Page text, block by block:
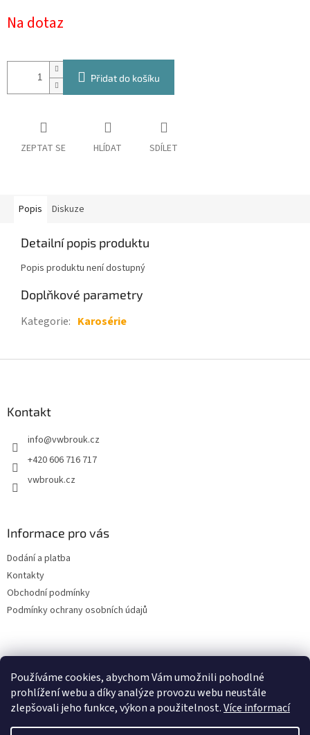
Používáme cookies, abychom Vám umožnili pohodlné
prohlížení webu a díky analýze provozu webu neustále
zlepšovali jeho funkce, výkon a použitelnost.Více informací
cena:
Na dotaz
Přidat do košíku
ZEPTAT SE HLÍDAT SDÍLET
Popis Diskuze
Detailní popis produktu
Popis produktu není dostupný
Doplňkové parametry
Kategorie: Karosérie
Kontakt
info@vwbrouk.cz
+420 606 716 717
vwbrouk.cz
Informace pro vás
Dodání a platba
Kontakty
Obchodní podmínky
Podmínky ochrany osobních údajů